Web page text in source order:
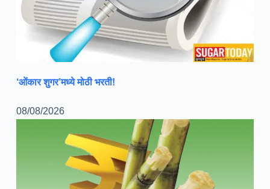
‘ओंकार शुगर’मध्ये मोठी भरती!
08/08/2026